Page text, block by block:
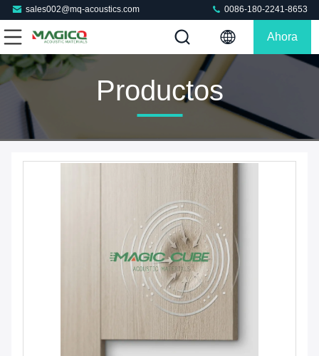
sales002@mq-acoustics.com 0086-180-2241-8653
Ahora
Productos